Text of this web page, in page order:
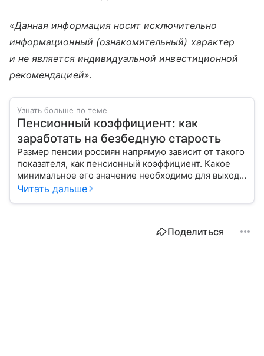
«Данная информация носит исключительно
информационный (ознакомительный) характер
и не является индивидуальной инвестиционной
рекомендацией».
Узнать больше по теме
Пенсионный коэффициент: как
заработать на безбедную старость
Размер пенсии россиян напрямую зависит от такого
показателя, как пенсионный коэффициент. Какое
минимальное его значение необходимо для выхода
на заслуженный отдых, расскажем в материале с
Читать дальше
Поделиться